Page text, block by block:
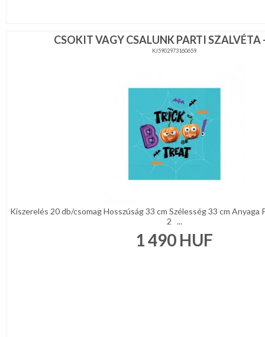
CSOKIT VAGY CSALUNK PARTI SZALVÉTA
KJ5902973160659
Kiszerelés 20 db/csomag Hosszúság 33 cm Szélesség 33 cm Anyaga
2 ...
1 490 HUF